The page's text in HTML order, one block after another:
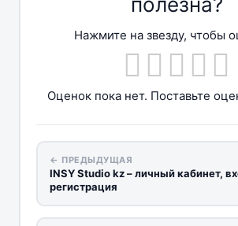
Нажмите на звезду, чтобы
Оценок пока нет. Поставьте
← ПРЕДЫДУЩАЯ
INSY Studio kz – личный кабинет,
регистрация